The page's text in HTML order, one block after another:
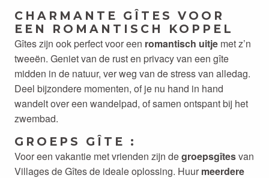
CHARMANTE GÎTES VOOR
EEN ROMANTISCH KOPPEL
Gîtes zijn ook perfect voor een romantisch uitje met z’n
tweeën. Geniet van de rust en privacy van een gîte
midden in de natuur, ver weg van de stress van alledag.
Deel bijzondere momenten, of je nu hand in hand
wandelt over een wandelpad, of samen ontspant bij het
zwembad.
GROEPS GÎTE :
Voor een vakantie met vrienden zijn degroepsgîtesvan
Villages de Gîtes de ideale oplossing. Huur meerdere